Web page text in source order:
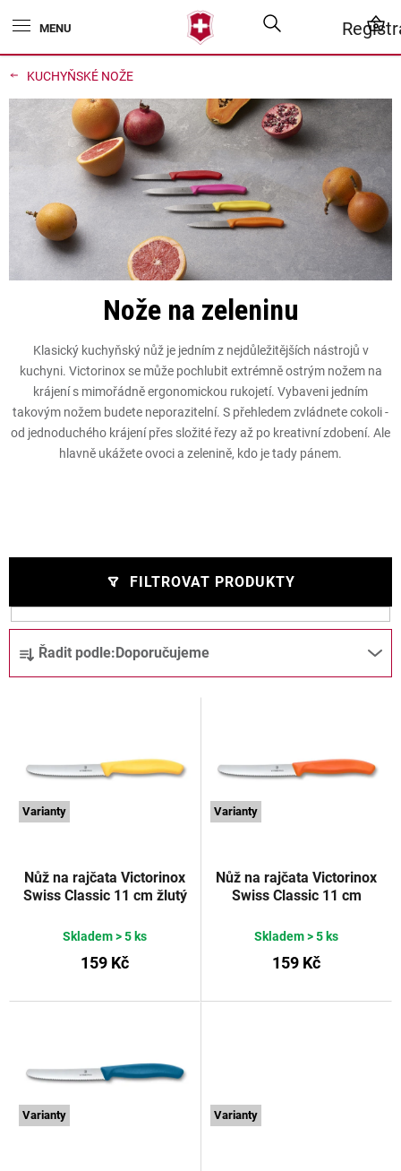
na
KUCHYŇSKÉ NOŽE
Nože na zeleninu
Klasický kuchyňský nůž je jedním z nejdůležitějších nástrojů v
kuchyni. Victorinox se může pochlubit extrémně ostrým nožem na
krájení s mimořádně ergonomickou rukojetí. Vybaveni jedním
takovým nožem budete neporazitelní. S přehledem zvládnete cokoli -
od jednoduchého krájení přes složité řezy až po kreativní zdobení. Ale
hlavně ukážete ovoci a zelenině, kdo je tady pánem.
FILTROVAT PRODUKTY
o
p
Řadit podle: Doporučujeme
Varianty
Nůž na rajčata Victorinox
Swiss Classic 11 cm žlutý
Skladem> 5 ks
159 Kč
Varianty
Nůž na rajčata Victorinox
Swiss Classic 11 cm
Skladem> 5 ks
159 Kč
Varianty Varianty